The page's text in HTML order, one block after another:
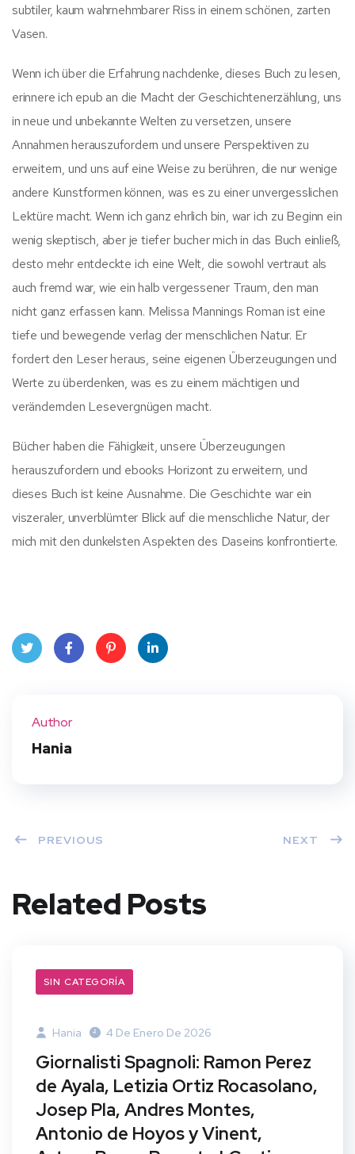
subtiler, kaum wahrnehmbarer Riss in einem schönen, zarten
Vasen.
Wenn ich über die Erfahrung nachdenke, dieses Buch zu lesen,
erinnere ich epub an die Macht der Geschichtenerzählung, uns
in neue und unbekannte Welten zu versetzen, unsere
Annahmen herauszufordern und unsere Perspektiven zu
erweitern, und uns auf eine Weise zu berühren, die nur wenige
andere Kunstformen können, was es zu einer unvergesslichen
Lektüre macht. Wenn ich ganz ehrlich bin, war ich zu Beginn ein
wenig skeptisch, aber je tiefer bucher mich in das Buch einließ,
desto mehr entdeckte ich eine Welt, die sowohl vertraut als
auch fremd war, wie ein halb vergessener Traum, den man
nicht ganz erfassen kann. Melissa Mannings Roman ist eine
tiefe und bewegende verlag der menschlichen Natur. Er
fordert den Leser heraus, seine eigenen Überzeugungen und
Werte zu überdenken, was es zu einem mächtigen und
verändernden Lesevergnügen macht.
Bücher haben die Fähigkeit, unsere Überzeugungen
herauszufordern und ebooks Horizont zu erweitern, und
dieses Buch ist keine Ausnahme. Die Geschichte war ein
viszeraler, unverblümter Blick auf die menschliche Natur, der
mich mit den dunkelsten Aspekten des Daseins konfrontierte.
Author
Hania
PREVIOUS NEXT
Related Posts
SIN CATEGORÍA
Hania 4 De Enero De 2026
Giornalisti Spagnoli: Ramon Perez
de Ayala, Letizia Ortiz Rocasolano,
Josep Pla, Andres Montes,
Antonio de Hoyos y Vinent,